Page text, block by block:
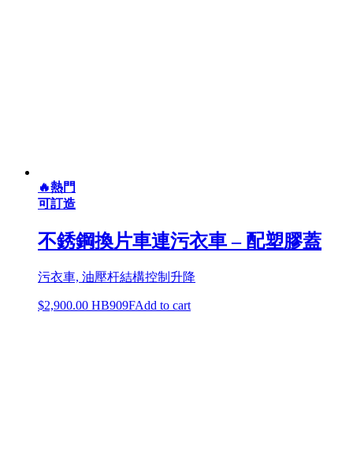
🔥熱門
可訂造
不銹鋼換片車連污衣車 – 配塑膠蓋
污衣車, 油壓杆結構控制升降
$2,900.00 HB909FAdd to cart